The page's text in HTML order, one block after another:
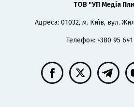
ТОВ "УП Медіа
Адреса: 01032, м. Київ, вул.
Телефон: +380 95 641